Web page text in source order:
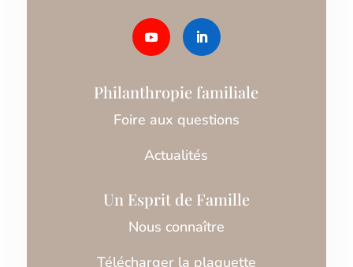
Philanthropie familiale
Foire aux questions
Actualités
Un Esprit de Famille
Nous connaître
Télécharger la plaquette